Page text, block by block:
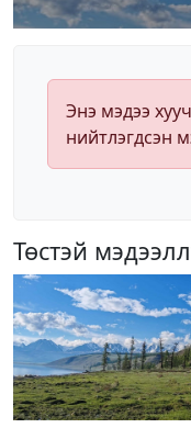
Энэ мэдээ
нийтлэгдсэн
Төстэй